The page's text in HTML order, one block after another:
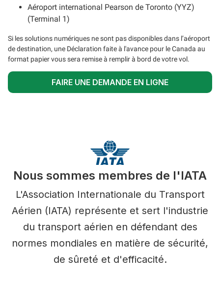
Aéroport international Pearson de Toronto (YYZ)
(Terminal 1)
Si les solutions numériques ne sont pas disponibles dans l’aéroport
de destination, une Déclaration faite à l'avance pour le Canada au
format papier vous sera remise à remplir à bord de votre vol.
FAIRE UNE DEMANDE EN LIGNE
Nous sommes membres de l'IATA
L'Association Internationale du Transport
Aérien (IATA) représente et sert l'industrie
du transport aérien en défendant des
normes mondiales en matière de sécurité,
de sûreté et d'efficacité.